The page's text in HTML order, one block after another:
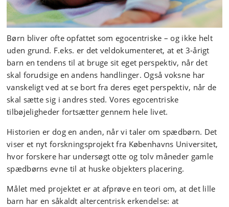
Børn bliver ofte opfattet som egocentriske – og ikke helt
uden grund. F.eks. er det veldokumenteret, at et 3-årigt
barn en tendens til at bruge sit eget perspektiv, når det
skal forudsige en andens handlinger. Også voksne har
vanskeligt ved at se bort fra deres eget perspektiv, når de
skal sætte sig i andres sted. Vores egocentriske
tilbøjeligheder fortsætter gennem hele livet.
Historien er dog en anden, når vi taler om spædbørn. Det
viser et nyt forskningsprojekt fra Københavns Universitet,
hvor forskere har undersøgt otte og tolv måneder gamle
spædbørns evne til at huske objekters placering.
Målet med projektet er at afprøve en teori om, at det lille
barn har en såkaldt altercentrisk erkendelse: at